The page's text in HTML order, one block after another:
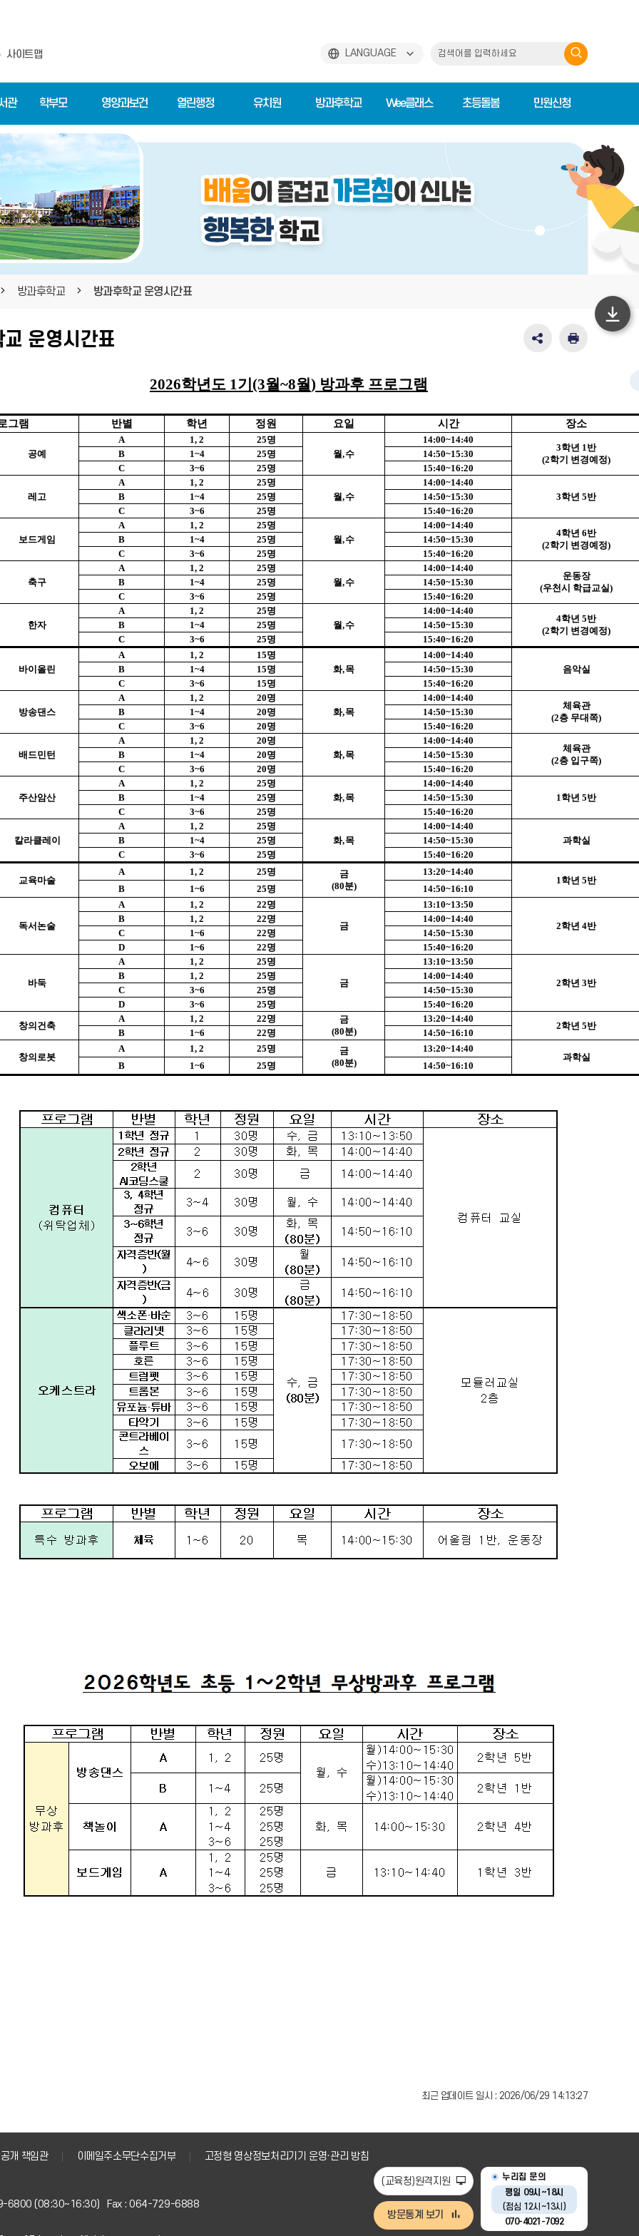
사이트맵 LANGUAGE
검
기
관 학부모 영양과보건 열린행정 유치원 방과후학교 Wee클래스 초등돌봄 민원신청
방과후학교 방과후학교 운영시간표
운영시간표
SNS
기
인
2026학년도 1기 (3월~8월) 방과후 프로그램
그램 반별 학년 정원 요일 시간 장소
공예
A 1, 2 25명
월,수
14:00~14:40
3학년 1반
(2학기 변경예정)
B 1~4 25명
14:50~15:30
C
3~6 25명 15:40~16:20
레고
A 1, 2 25명
월,수
14:00~14:40
3학년 5반
B 1~4 25명
14:50~15:30
C
3~6 25명 15:40~16:20
보드게임
A 1, 2 25명
월,수
14:00~14:40
4학년 6반
(2학기 변경예정)
B 1~4 25명
14:50~15:30
C
3~6 25명 15:40~16:20
축구
A 1, 2 25명
월,수
14:00~14:40
운동장
(우천시 학급교실)
B 1~4 25명
14:50~15:30
C
3~6 25명 15:40~16:20
한자
A 1, 2 25명
월,수
14:00~14:40
4학년 5반
(2학기 변경예정)
B 1~4 25명
14:50~15:30
C
3~6 25명 15:40~16:20
바이올린
A 1, 2 15명
화,목
14:00~14:40
음악실
B 1~4 15명
14:50~15:30
C
3~6 15명 15:40~16:20
방송댄스
A 1, 2 20명
화,목
14:00~14:40
체육관
(2층 무대쪽)
B 1~4 20명
14:50~15:30
C
3~6 20명 15:40~16:20
배드민턴
A 1, 2 20명
화,목
14:00~14:40
체육관
(2층 입구쪽)
B 1~4 20명
14:50~15:30
C
3~6 20명 15:40~16:20
주산암산
A 1, 2 25명
화,목
14:00~14:40
1학년 5반
B 1~4 25명
14:50~15:30
C
3~6 25명 15:40~16:20
칼라클레이
A 1, 2 25명
화,목
14:00~14:40
과학실
B 1~4 25명
14:50~15:30
C
3~6 25명 15:40~16:20
교육마술
A 1, 2 25명
금
(80분)
13:20~14:40
1학년 5반
B
1~6 25명 14:50~16:10
독서논술
A 1, 2 22명
금
13:10~13:50
2학년 4반
B 1, 2 22명
14:00~14:40
C
1~6 22명
14:50~15:30
D
1~6 22명 15:40~16:20
바둑
A 1, 2 25명
금
13:10~13:50
2학년 3반
B 1, 2 25명
14:00~14:40
C
3~6 25명
14:50~15:30
D
3~6 25명
15:40~16:20
창의건축
A 1, 2 22명
금
(80분)
13:20~14:40
2학년 5반
B 1~6 22명 14:50~16:10
창의로봇
A 1, 2 25명
금
(80분)
13:20~14:40
과학실
B
1~6 25명 14:50~16:10
최근 업데이트 일시 : 2026/06/29 14:13:27
하
개 책임관 이메일주소무단수집거부 고정형 영상정보처리기기 운영·관리 방침
(교육청)원격지원
방문통계 보기
누리집 문의
평일 09시~18시
(점심 12시~13시)
070-4021-7092
6800 (08:30~16:30) Fax : 064-729-6888